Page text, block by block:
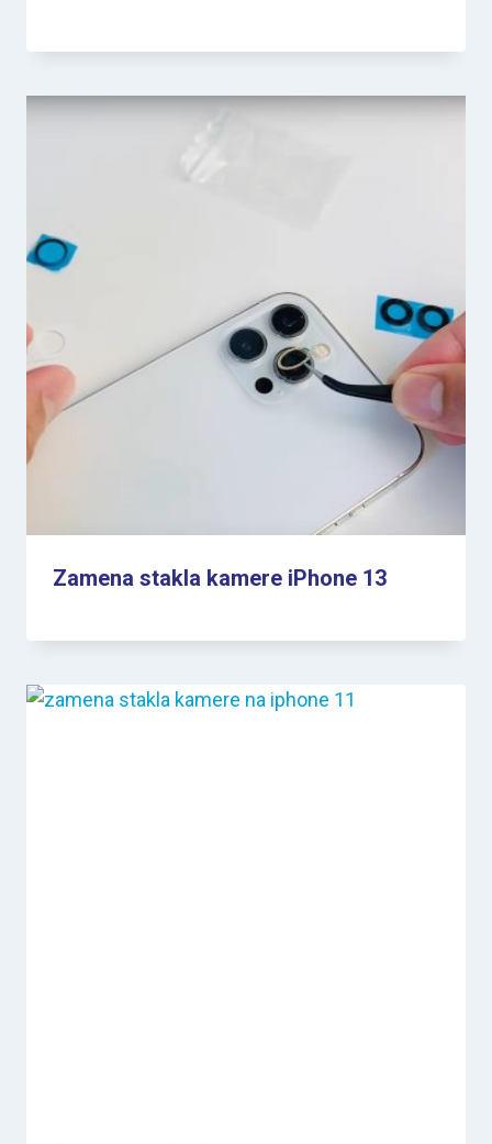
Zamena stakla kamere iPhone 13